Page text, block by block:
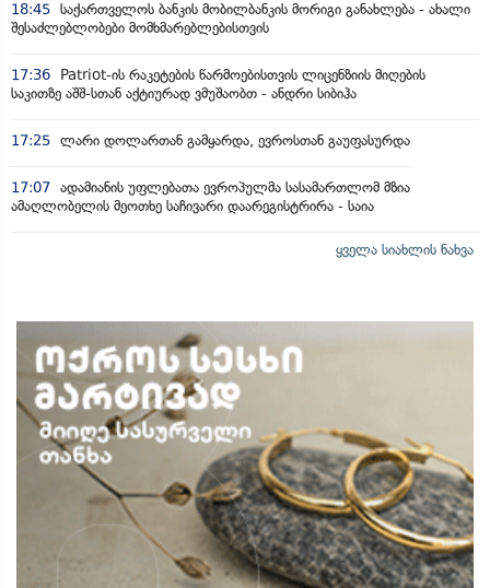
18:45 საქართველოს ბანკის მობილბანკის მორიგი განახლება - ახალი
შესაძლებლობები მომხმარებლებისთვის
17:36
Patriot-ის რაკეტების წარმოებისთვის ლიცენზიის მიღების
საკითზე აშშ-სთან აქტიურად ვმუშაობთ - ანდრი სიბიჰა
17:25 ლარი დოლართან გამყარდა, ევროსთან გაუფასურდა
17:07 ადამიანის უფლებათა ევროპულმა სასამართლომ მზია
ამაღლობელის მეოთხე საჩივარი დაარეგისტრირა - საია
ყველა სიახლის ნახვა